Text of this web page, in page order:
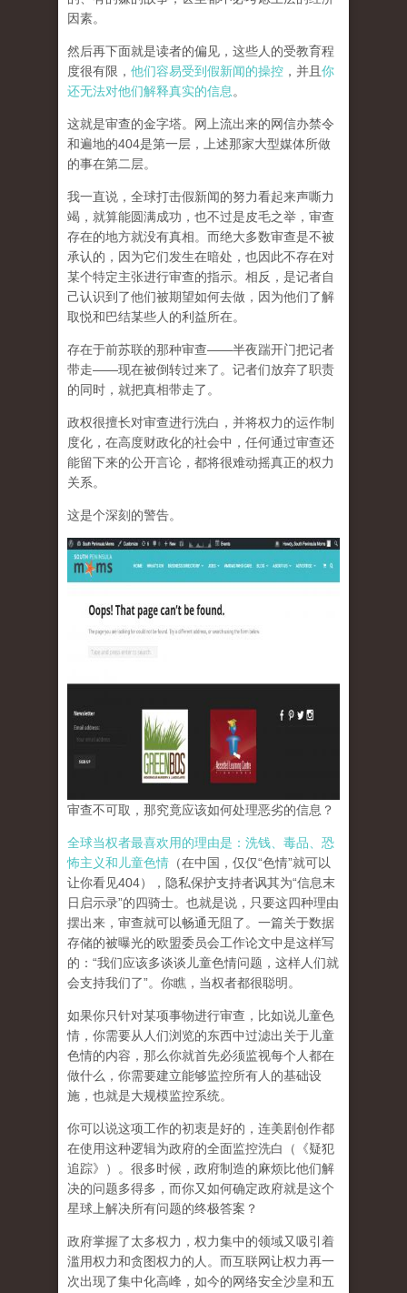
因素。
然后再下面就是读者的偏见，这些人的受教育程
度很有限， 他们容易受到假新闻的操控 ，并且 你
还无法对他们解释真实的信息 。
这就是审查的金字塔。网上流出来的网信办禁令
和遍地的404是第一层，上述那家大型媒体所做
的事在第二层。
我一直说，全球打击假新闻的努力看起来声嘶力
竭，就算能圆满成功，也不过是皮毛之举，审查
存在的地方就没有真相。而绝大多数审查是不被
承认的，因为它们发生在暗处，也因此不存在对
某个特定主张进行审查的指示。相反，是记者自
己认识到了他们被期望如何去做，因为他们了解
取悦和巴结某些人的利益所在。
存在于前苏联的那种审查——半夜踹开门把记者
带走——现在被倒转过来了。记者们放弃了职责
的同时，就把真相带走了。
政权很擅长对审查进行洗白，并将权力的运作制
度化，在高度财政化的社会中，任何通过审查还
能留下来的公开言论，都将很难动摇真正的权力
关系。
这是个深刻的警告。
审查不可取，那究竟应该如何处理恶劣的信息？
全球当权者最喜欢用的理由是：洗钱、毒品、恐
怖主义和儿童色情 （在中国，仅仅“色情”就可以
让你看见404），隐私保护支持者讽其为“信息末
日启示录”的四骑士。也就是说，只要这四种理由
摆出来，审查就可以畅通无阻了。一篇关于数据
存储的被曝光的欧盟委员会工作论文中是这样写
的：“我们应该多谈谈儿童色情问题，这样人们就
会支持我们了”。你瞧，当权者都很聪明。
如果你只针对某项事物进行审查，比如说儿童色
情，你需要从人们浏览的东西中过滤出关于儿童
色情的内容，那么你就首先必须监视每个人都在
做什么，你需要建立能够监控所有人的基础设
施，也就是大规模监控系统。
你可以说这项工作的初衷是好的，连美剧创作都
在使用这种逻辑为政府的全面监控洗白（《疑犯
追踪》）。 很多时候，政府制造的麻烦比他们解
决的问题多得多，而你又如何确定政府就是这个
星球上解决所有问题的终极答案？
政府掌握了太多权力，权力集中的领域又吸引着
滥用权力和贪图权力的人。而互联网让权力再一
次出现了集中化高峰， 如今的网络安全沙皇和五